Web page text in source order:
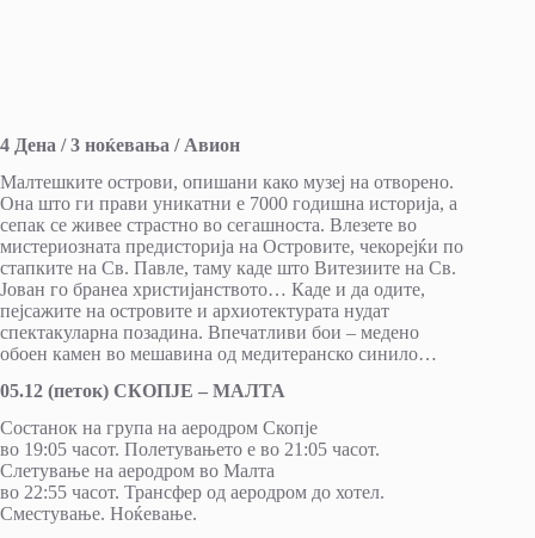
4 Дена / 3 ноќевања / Авион
Малтешките острови, опишани како музеј на отворено.
Она што ги прави уникатни е 7000 годишна историја, а
сепак се живее страстно во сегашноста. Влезете во
мистериозната предисторија на Островите, чекорејќи по
стапките на Св. Павле, таму каде што Витезиите на Св.
Јован го бранеа христијанството… Каде и да одите,
пејсажите на островите и архиотектурата нудат
спектакуларна позадина. Впечатливи бои – медено
обоен камен во мешавина од медитеранско синило…
05.12 (петок) СКОПЈЕ – МАЛТА
Состанок на група на аеродром Скопје
во 19:05 часот. Полетувањето е во 21:05 часот.
Слетување на аеродром во Малта
во 22:55 часот. Трансфер од аeродром до хотел.
Сместување. Ноќевање.